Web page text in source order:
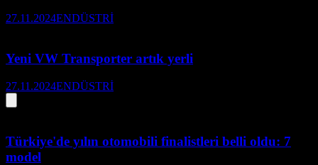
27.11.2024ENDÜSTRİ
Yeni VW Transporter artık yerli
27.11.2024ENDÜSTRİ
Türkiye'de yılın otomobili finalistleri belli oldu: 7
model